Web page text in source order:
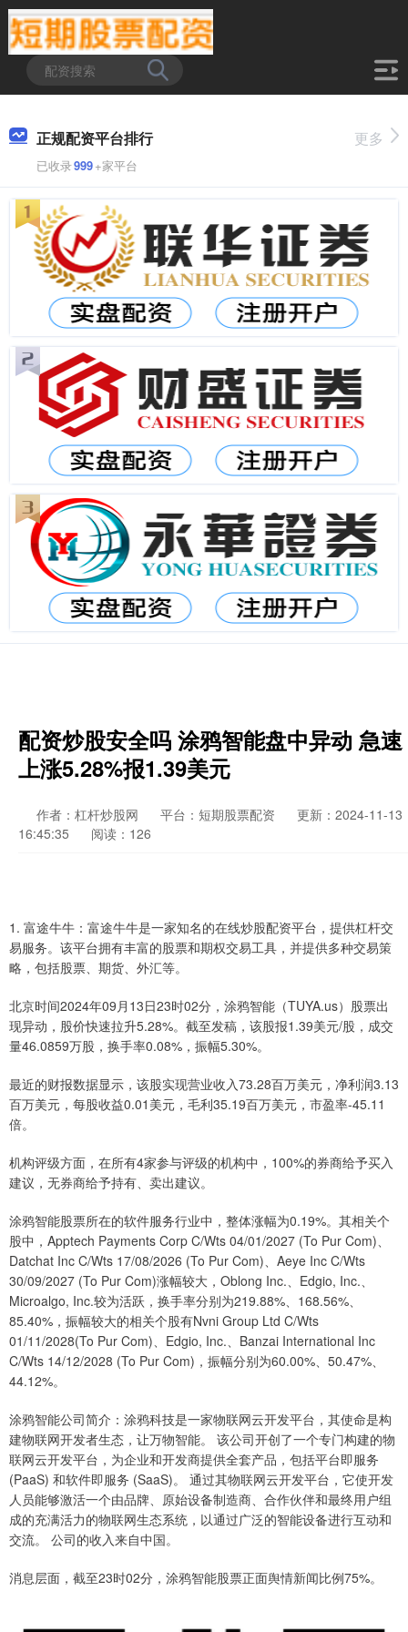
正规配资平台排行
已收录999+家平台
更多
配资炒股安全吗 涂鸦智能盘中异动 急速
上涨5.28%报1.39美元
作者：杠杆炒股网 平台：短期股票配资
更新：2024-11-13
16:45:35
阅读：126
1. 富途牛牛：富途牛牛是一家知名的在线炒股配资平台，提供杠杆交
易服务。该平台拥有丰富的股票和期权交易工具，并提供多种交易策
略，包括股票、期货、外汇等。
北京时间2024年09月13日23时02分，涂鸦智能（TUYA.us）股票出
现异动，股价快速拉升5.28%。截至发稿，该股报1.39美元/股，成交
量46.0859万股，换手率0.08%，振幅5.30%。
最近的财报数据显示，该股实现营业收入73.28百万美元，净利润3.13
百万美元，每股收益0.01美元，毛利35.19百万美元，市盈率-45.11
倍。
机构评级方面，在所有4家参与评级的机构中，100%的券商给予买入
建议，无券商给予持有、卖出建议。
涂鸦智能股票所在的软件服务行业中，整体涨幅为0.19%。其相关个
股中，Apptech Payments Corp C/Wts 04/01/2027 (To Pur Com)、
Datchat Inc C/Wts 17/08/2026 (To Pur Com)、Aeye Inc C/Wts
30/09/2027 (To Pur Com)涨幅较大，Oblong Inc.、Edgio, Inc.、
Microalgo, Inc.较为活跃，换手率分别为219.88%、168.56%、
85.40%，振幅较大的相关个股有Nvni Group Ltd C/Wts
01/11/2028(To Pur Com)、Edgio, Inc.、Banzai International Inc
C/Wts 14/12/2028 (To Pur Com)，振幅分别为60.00%、50.47%、
44.12%。
涂鸦智能公司简介：涂鸦科技是一家物联网云开发平台，其使命是构
建物联网开发者生态，让万物智能。 该公司开创了一个专门构建的物
联网云开发平台，为企业和开发商提供全套产品，包括平台即服务
(PaaS) 和软件即服务 (SaaS)。 通过其物联网云开发平台，它使开发
人员能够激活一个由品牌、原始设备制造商、合作伙伴和最终用户组
成的充满活力的物联网生态系统，以通过广泛的智能设备进行互动和
交流。 公司的收入来自中国。
消息层面，截至23时02分，涂鸦智能股票正面舆情新闻比例75%。